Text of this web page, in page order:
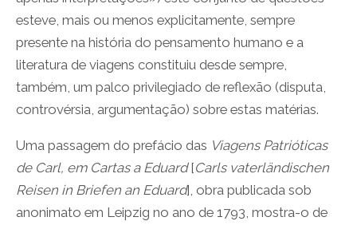
esteve, mais ou menos explicitamente, sempre
presente na história do pensamento humano e a
literatura de viagens constituiu desde sempre,
também, um palco privilegiado de reflexão (disputa,
controvérsia, argumentação) sobre estas matérias.
Uma passagem do prefácio das Viagens Patrióticas
de Carl, em Cartas a Eduard[Carls vaterländischen
Reisen in Briefen an Eduard], obra publicada sob
anonimato em Leipzig no ano de 1793, mostra-o de